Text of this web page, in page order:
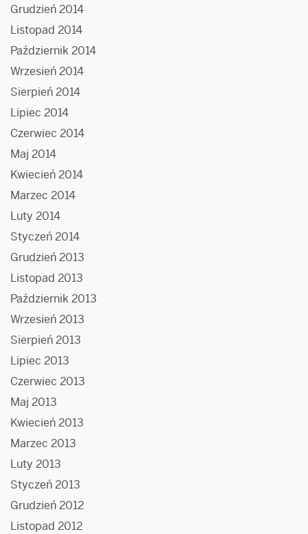
Grudzień 2014
Listopad 2014
Październik 2014
Wrzesień 2014
Sierpień 2014
Lipiec 2014
Czerwiec 2014
Maj 2014
Kwiecień 2014
Marzec 2014
Luty 2014
Styczeń 2014
Grudzień 2013
Listopad 2013
Październik 2013
Wrzesień 2013
Sierpień 2013
Lipiec 2013
Czerwiec 2013
Maj 2013
Kwiecień 2013
Marzec 2013
Luty 2013
Styczeń 2013
Grudzień 2012
Listopad 2012